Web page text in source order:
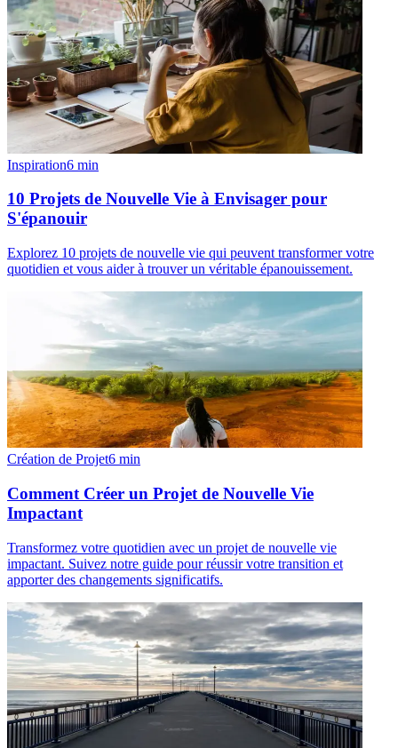
Inspiration6 min
10 Projets de Nouvelle Vie à Envisager pour
S'épanouir
Explorez 10 projets de nouvelle vie qui peuvent transformer votre
quotidien et vous aider à trouver un véritable épanouissement.
Création de Projet6 min
Comment Créer un Projet de Nouvelle Vie
Impactant
Transformez votre quotidien avec un projet de nouvelle vie
impactant. Suivez notre guide pour réussir votre transition et
apporter des changements significatifs.